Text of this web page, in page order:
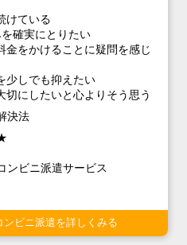
けている
確実にとりたい
をかけることに疑問を感じ
少しでも抑えたい
にしたいと心よりそう思う
決法
ンビニ派遣サービス
ビニ派遣を詳しくみる